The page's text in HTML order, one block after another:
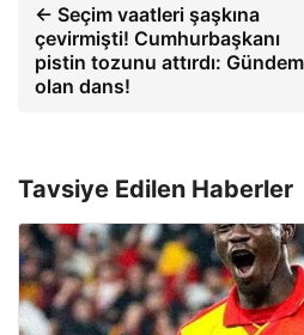
← Seçim vaatleri şaşkına
çevirmişti! Cumhurbaşkanı
pistin tozunu attırdı: Gündem
olan dans!
Tavsiye Edilen Haberler